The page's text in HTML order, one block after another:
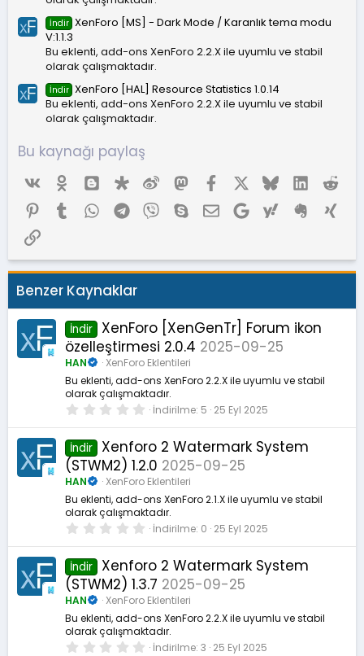
İndir XenForo [MS] - Dark Mode / Karanlık tema modu
V:1.1.3
Bu eklenti, add-ons XenForo 2.2.X ile uyumlu ve stabil
olarak çalışmaktadır.
İndir XenForo [HAL] Resource Statistics 1.0.14
Bu eklenti, add-ons XenForo 2.2.X ile uyumlu ve stabil
olarak çalışmaktadır.
Bu kaynağı paylaş
Vk Ok BloggerDiaspora
Weibo MastodonFacebookX (Twitter)
BlueskyLinkedIn
Pinterest
TumblrWhatsAppTelegram
Viber SkypeE-postaGoogleYahoo Evernote
Link
Benzer Kaynaklar
İndir
XenForo [XenGenTr] Forum ikon
özelleştirmesi 2.0.4 2025-09-25
HAN
XenForo Eklentileri
Bu eklenti, add-ons XenForo 2.2.X ile uyumlu ve stabil
olarak çalışmaktadır.
0
0
0
y
ı
d
ı
z
İndirilme 5 25 Eyl 2025
İndir
Xenforo 2 Watermark System
(STWM2) 1.2.0 2025-09-25
HAN
XenForo Eklentileri
Bu eklenti, add-ons XenForo 2.1.X ile uyumlu ve stabil
olarak çalışmaktadır.
0
0
0
y
ı
d
ı
z
İndirilme 0 25 Eyl 2025
İndir
Xenforo 2 Watermark System
(STWM2) 1.3.7 2025-09-25
HAN
XenForo Eklentileri
Bu eklenti, add-ons XenForo 2.2.X ile uyumlu ve stabil
olarak çalışmaktadır.
0 İndirilme 3 25 Eyl 2025